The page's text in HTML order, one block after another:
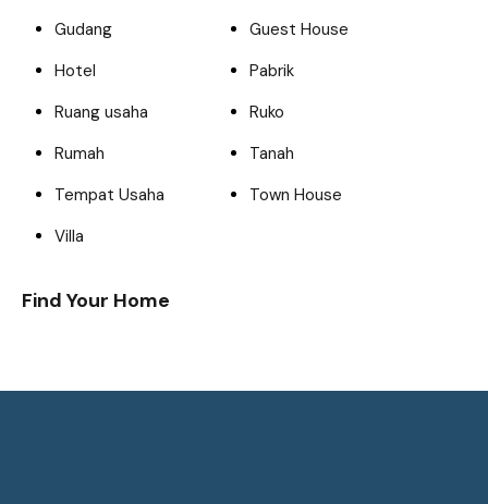
Gudang
Guest House
Hotel
Pabrik
Ruang usaha
Ruko
Rumah
Tanah
Tempat Usaha
Town House
Villa
Find Your Home